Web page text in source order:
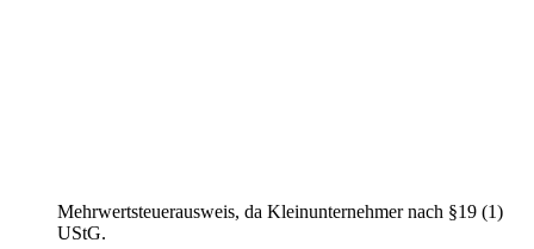
Mehrwertsteuerausweis, da Kleinunternehmer nach §19 (1)
UStG.